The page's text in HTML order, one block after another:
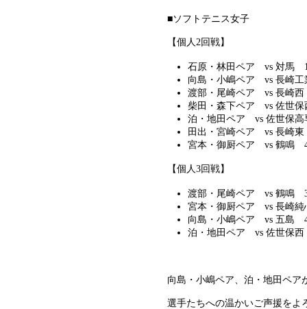
■ソフトテニス女子
【個人2回戦】
石原・林田ペア vs 対馬
向島・小嶋ペア vs 長崎
渡部・尾崎ペア vs 長崎
柴田・森下ペア vs 佐世
泊・地田ペア vs 佐世保
田出・宮崎ペア vs 長崎
宮本・御厨ペア vs 鶴鳴
【個人3回戦】
渡部・尾崎ペア vs 鶴鳴
宮本・御厨ペア vs 長崎
向島・小嶋ペア vs 五島
泊・地田ペア vs 佐世保
向島・小嶋ペア、泊・地田ペア
選手たちへの温かいご声援をよ